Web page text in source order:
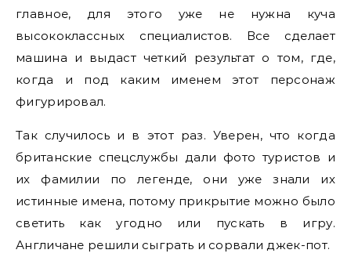
главное, для этого уже не нужна куча
высококлассных специалистов. Все сделает
машина и выдаст четкий результат о том, где,
когда и под каким именем этот персонаж
фигурировал.
Так случилось и в этот раз. Уверен, что когда
британские спецслужбы дали фото туристов и
их фамилии по легенде, они уже знали их
истинные имена, потому прикрытие можно было
светить как угодно или пускать в игру.
Англичане решили сыграть и сорвали джек-пот.